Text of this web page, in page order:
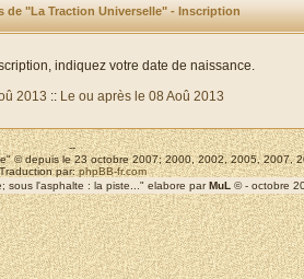
de "La Traction Universelle" - Inscription
indiquez votre date de naissance.
2013 :: Le ou après le 08 Aoû 2013
--
© depuis le 23 octobre 2007; 2000, 2002, 2005, 2007,
par:phpBB-fr.com
sous l'asphalte : la piste..." elabore parMuL © - octobre